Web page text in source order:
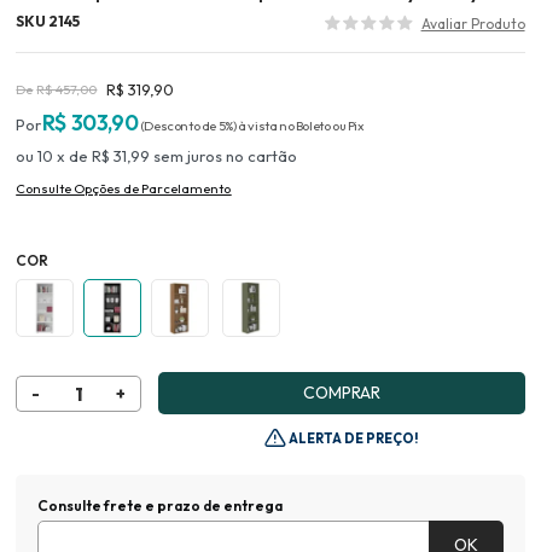
SKU 2145
R$ 457,00 R$ 319,90
R$ 303,90(Descontode 5%)
10 x de R$ 31,99 sem juros no
COR
COMPRAR
ALERTA DE PREÇO!
Consulte frete e prazo de entrega